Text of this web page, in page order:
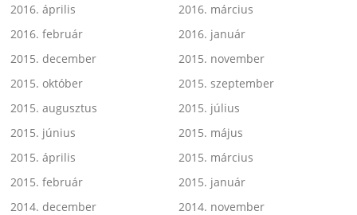
2016. április
2016. március
2016. február
2016. január
2015. december
2015. november
2015. október
2015. szeptember
2015. augusztus
2015. július
2015. június
2015. május
2015. április
2015. március
2015. február
2015. január
2014. december
2014. november